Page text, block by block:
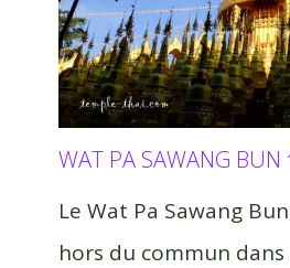
WAT PA SAWANG
Le Wat Pa Sawang
hors du commun